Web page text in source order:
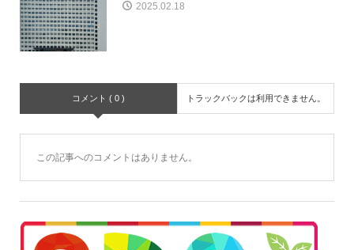
2025.02.18
コメント ( 0 ) トラックバックは利用できません。
この記事へのコメントはありません。